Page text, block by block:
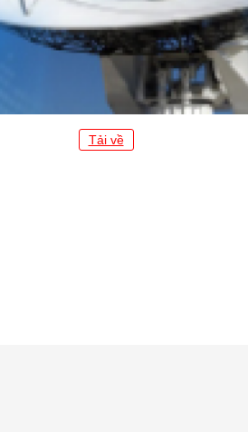
Tải về